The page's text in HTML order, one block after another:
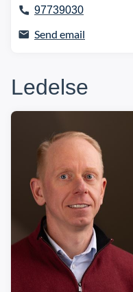
97739030
Send email
Ledelse